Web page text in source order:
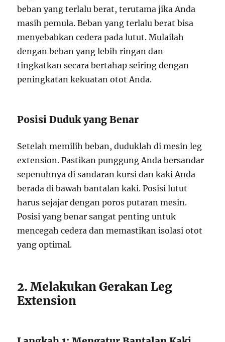
beban yang terlalu berat, terutama jika Anda
masih pemula. Beban yang terlalu berat bisa
menyebabkan cedera pada lutut. Mulailah
dengan beban yang lebih ringan dan
tingkatkan secara bertahap seiring dengan
peningkatan kekuatan otot Anda.
Posisi Duduk yang Benar
Setelah memilih beban, duduklah di mesin leg
extension. Pastikan punggung Anda bersandar
sepenuhnya di sandaran kursi dan kaki Anda
berada di bawah bantalan kaki. Posisi lutut
harus sejajar dengan poros putaran mesin.
Posisi yang benar sangat penting untuk
mencegah cedera dan memastikan isolasi otot
yang optimal.
2. Melakukan Gerakan Leg
Extension